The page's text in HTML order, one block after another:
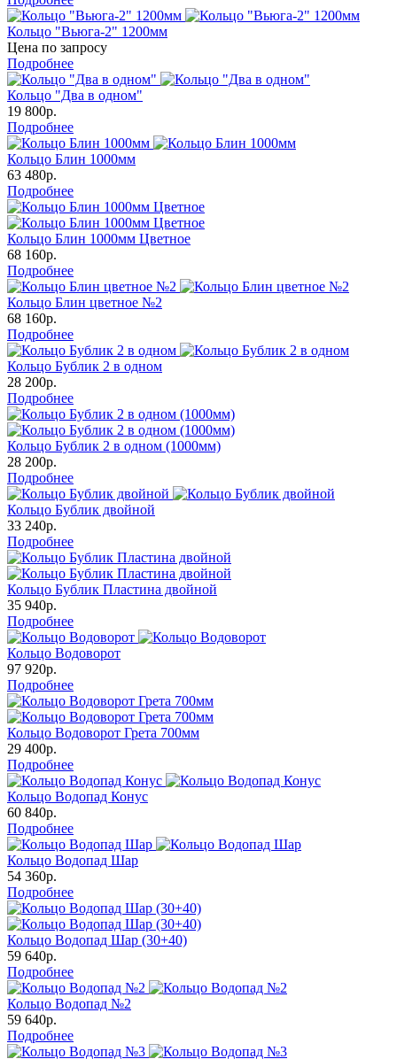
Кольцо "Вьюга-2" 1200мм
Цена по запросу
Подробнее
Кольцо "Два в одном"
19 800р.
Подробнее
Кольцо Блин 1000мм
63 480р.
Подробнее
Кольцо Блин 1000мм Цветное
68 160р.
Подробнее
Кольцо Блин цветное №2
68 160р.
Подробнее
Кольцо Бублик 2 в одном
28 200р.
Подробнее
Кольцо Бублик 2 в одном (1000мм)
28 200р.
Подробнее
Кольцо Бублик двойной
33 240р.
Подробнее
Кольцо Бублик Пластина двойной
35 940р.
Подробнее
Кольцо Водоворот
97 920р.
Подробнее
Кольцо Водоворот Грета 700мм
29 400р.
Подробнее
Кольцо Водопад Конус
60 840р.
Подробнее
Кольцо Водопад Шар
54 360р.
Подробнее
Кольцо Водопад Шар (30+40)
59 640р.
Подробнее
Кольцо Водопад №2
59 640р.
Подробнее